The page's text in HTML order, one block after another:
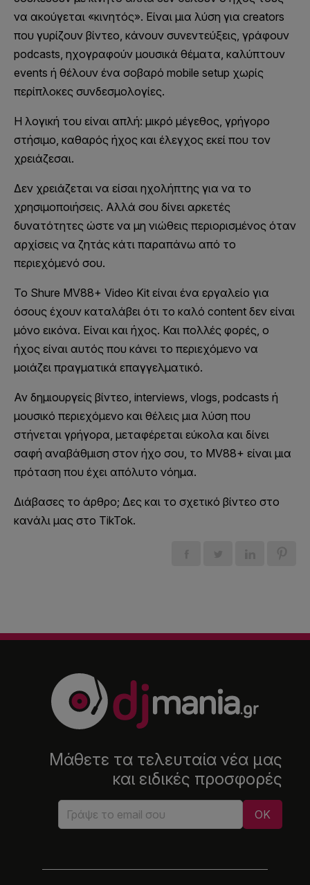
να ακούγεται «κινητός». Είναι μια λύση για creators
που γυρίζουν βίντεο, κάνουν συνεντεύξεις, γράφουν
podcasts, ηχογραφούν μουσικά θέματα, καλύπτουν
events ή θέλουν ένα σοβαρό mobile setup χωρίς
περίπλοκες συνδεσμολογίες.
Η λογική του είναι απλή: μικρό μέγεθος, γρήγορο
στήσιμο, καθαρός ήχος και έλεγχος εκεί που τον
χρειάζεσαι.
Δεν χρειάζεται να είσαι ηχολήπτης για να το
χρησιμοποιήσεις. Αλλά σου δίνει αρκετές
δυνατότητες ώστε να μη νιώθεις περιορισμένος όταν
αρχίσεις να ζητάς κάτι παραπάνω από το
περιεχόμενό σου.
Το Shure MV88+ Video Kit είναι ένα εργαλείο για
όσους έχουν καταλάβει ότι το καλό content δεν είναι
μόνο εικόνα. Είναι και ήχος. Και πολλές φορές, ο
ήχος είναι αυτός που κάνει το περιεχόμενο να
μοιάζει πραγματικά επαγγελματικό.
Αν δημιουργείς βίντεο, interviews, vlogs, podcasts ή
μουσικό περιεχόμενο και θέλεις μια λύση που
στήνεται γρήγορα, μεταφέρεται εύκολα και δίνει
σαφή αναβάθμιση στον ήχο σου, το MV88+ είναι μια
πρόταση που έχει απόλυτο νόημα.
Διάβασες το άρθρο; Δες και το σχετικό βίντεο στο
κανάλι μας στο TikTok.
Μάθετε τα τελευταία νέα μας
και ειδικές προσφορές